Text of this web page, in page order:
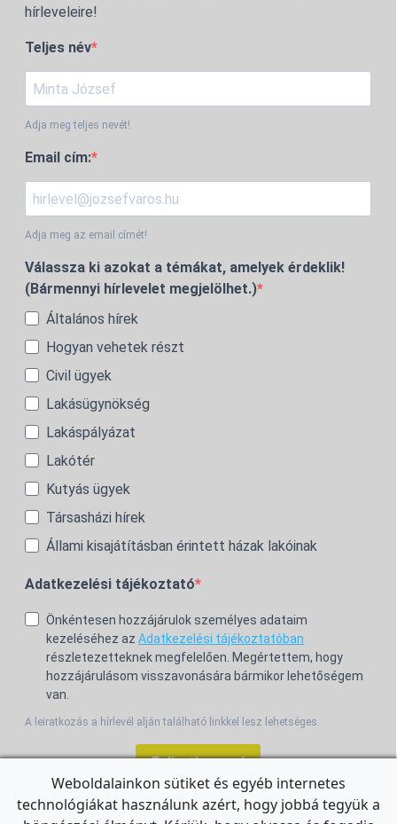
hírleveleire!
Teljes név
Adja meg teljes nevét!
Email cím:
Adja meg az email címét!
Válassza ki azokat a témákat, amelyek érdeklik!
(Bármennyi hírlevelet megjelölhet.)
Általános hírek
Hogyan vehetek részt
Civil ügyek
Lakásügynökség
Lakáspályázat
Lakótér
Kutyás ügyek
Társasházi hírek
Állami kisajátításban érintett házak lakóinak
Adatkezelési tájékoztató
Önkéntesen hozzájárulok személyes adataim
kezeléséhez az Adatkezelési tájékoztatóban
részletezetteknek megfelelően. Megértettem, hogy
hozzájárulásom visszavonására bármikor lehetőségem
van.
A leiratkozás a hírlevél alján található linkkel lesz lehetséges.
Feliratkozom!
Weboldalainkon sütiket és egyéb internetes
technológiákat használunk azért, hogy jobbá tegyük a